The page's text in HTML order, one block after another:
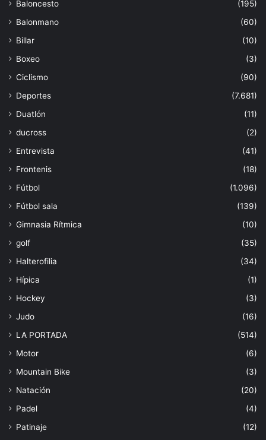
Baloncesto
(195)
Balonmano
(60)
Billar
(10)
Boxeo
(3)
Ciclismo
(90)
Deportes
(7.681)
Duatlón
(11)
ducross
(2)
Entrevista
(41)
Frontenis
(18)
Fútbol
(1.096)
Fútbol sala
(139)
Gimnasia Rítmica
(10)
golf
(35)
Halterofilia
(34)
Hípica
(1)
Hockey
(3)
Judo
(16)
LA PORTADA
(514)
Motor
(6)
Mountain Bike
(3)
Natación
(20)
Padel
(4)
Patinaje
(12)